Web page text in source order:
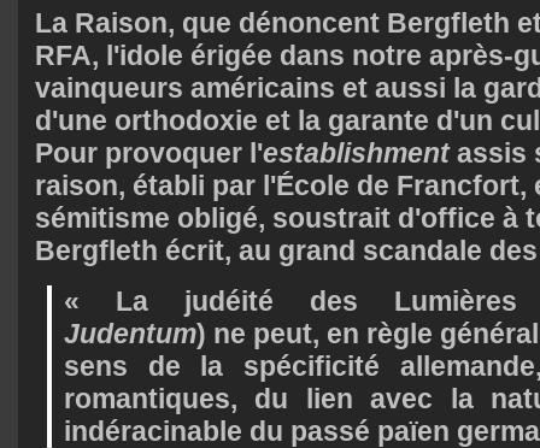
La Raison, que dénoncent Bergfleth
RFA, l'idole érigée dans notre après-
vainqueurs américains et aussi la
d'une orthodoxie et la garante d'un
Pour provoquer l'establishmentassis
raison, établi par l'École de Francfort,
sémitisme obligé, soustrait d'office à
Bergfleth écrit, au grand scandale
« La judéité des
Judentum) ne peut, en règle
sens de la spécificité
romantiques, du lien avec la
indéracinable du passé païen